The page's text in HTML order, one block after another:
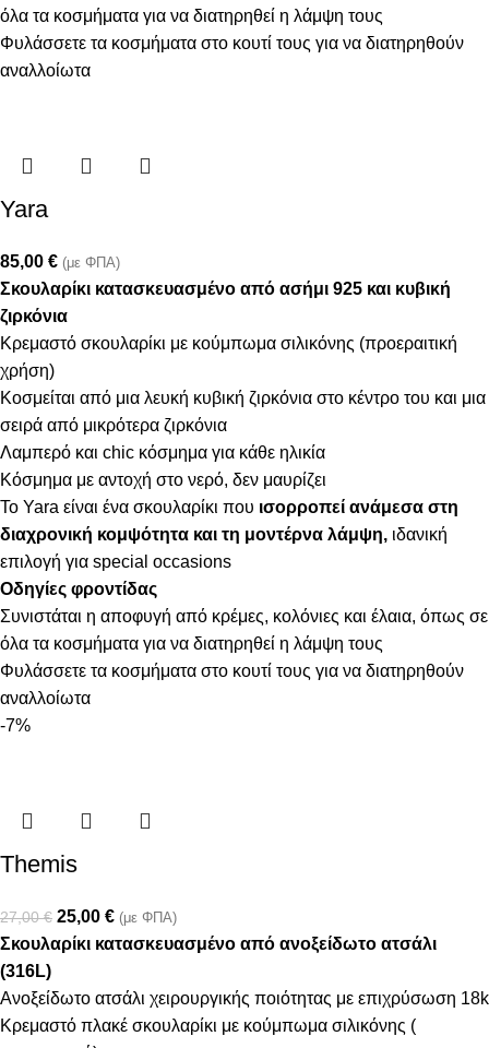
όλα τα κοσμήματα για να διατηρηθεί η λάμψη τους
Φυλάσσετε τα κοσμήματα στο κουτί τους για να διατηρηθούν
αναλλοίωτα
Yara
85,00 € (με ΦΠΑ)
Σκουλαρίκι κατασκευασμένo από ασήμι 925 και κυβική
ζιρκόνια
Κρεμαστό σκουλαρίκι με κούμπωμα σιλικόνης (προεραιτική
χρήση)
Κοσμείται από μια λευκή κυβική ζιρκόνια στο κέντρο του και μια
σειρά από μικρότερα ζιρκόνια
Λαμπερό και chic κόσμημα για κάθε ηλικία
Κόσμημα με αντοχή στο νερό, δεν μαυρίζει
Το Yara είναι ένα σκουλαρίκι που ισορροπεί ανάμεσα στη
διαχρονική κομψότητα και τη μοντέρνα λάμψη, ιδανική
επιλογή για special occasions
Οδηγίες φροντίδας
Συνιστάται η αποφυγή από κρέμες, κολόνιες και έλαια, όπως σε
όλα τα κοσμήματα για να διατηρηθεί η λάμψη τους
Φυλάσσετε τα κοσμήματα στο κουτί τους για να διατηρηθούν
αναλλοίωτα
-7%
Themis
27,00€ 25,00 € (με ΦΠΑ)
Σκουλαρίκι κατασκευασμένο από ανοξείδωτο ατσάλι
(316L)
Ανοξείδωτο ατσάλι χειρουργικής ποιότητας με επιχρύσωση 18k
Κρεμαστό πλακέ σκουλαρίκι με κούμπωμα σιλικόνης (